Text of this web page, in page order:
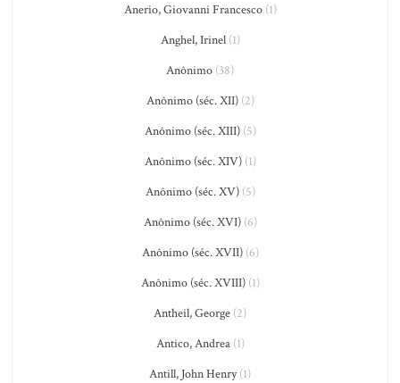
Anerio, Giovanni Francesco(1)
Anghel, Irinel(1)
Anônimo (38)
Anônimo (séc. XII)(2)
Anônimo (séc. XIII)(5)
Anônimo (séc. XIV)(1)
Anônimo (séc. XV)(5)
Anônimo (séc. XVI)(6)
Anônimo (séc. XVII)(6)
Anônimo (séc. XVIII)(1)
Antheil, George (2)
Antico, Andrea(1)
Antill, John Henry(1)